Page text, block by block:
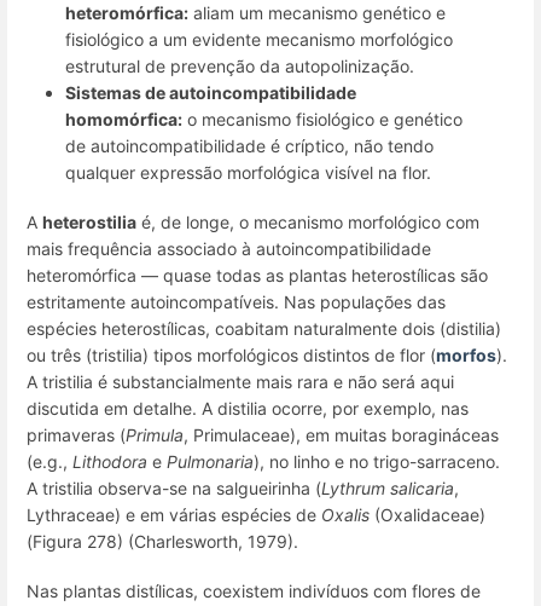
heteromórfica: aliam um mecanismo genético e
fisiológico a um evidente mecanismo morfológico
estrutural de prevenção da autopolinização.
Sistemas de autoincompatibilidade
homomórfica: o mecanismo fisiológico e genético
de autoincompatibilidade é críptico, não tendo
qualquer expressão morfológica visível na flor.
A heterostilia é, de longe, o mecanismo morfológico com
mais frequência associado à autoincompatibilidade
heteromórfica — quase todas as plantas heterostílicas são
estritamente autoincompatíveis. Nas populações das
espécies heterostílicas, coabitam naturalmente dois (distilia)
ou três (tristilia) tipos morfológicos distintos de flor (morfos).
A tristilia é substancialmente mais rara e não será aqui
discutida em detalhe. A distilia ocorre, por exemplo, nas
primaveras (Primula, Primulaceae), em muitas boragináceas
(e.g., Lithodora e Pulmonaria), no linho e no trigo-sarraceno.
A tristilia observa-se na salgueirinha (Lythrum salicaria,
Lythraceae) e em várias espécies de Oxalis (Oxalidaceae)
(Figura 278) (Charlesworth, 1979).
Nas plantas distílicas, coexistem indivíduos com flores de